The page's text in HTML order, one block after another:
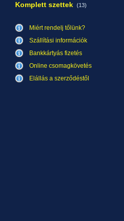
Komplett szettek (13)
Miért rendelj tőlünk?
Szállítási információk
Bankkártyás fizetés
Online csomagkövetés
Elállás a szerződéstől